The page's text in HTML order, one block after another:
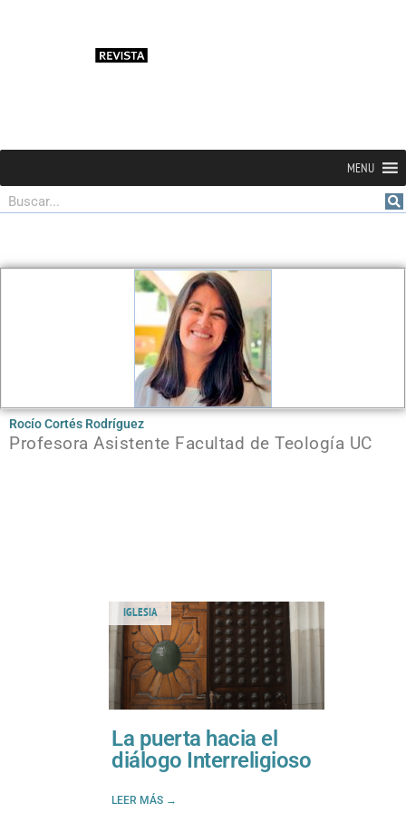
MENU
Buscar
Rocío Cortés Rodríguez
Profesora Asistente Facultad de Teología UC
IGLESIA
La puerta hacia el
diálogo Interreligioso
LEER MÁS →